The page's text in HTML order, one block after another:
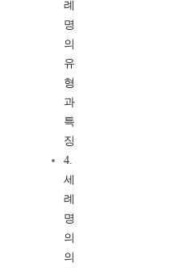
례
명
의
유
형
과
특
징
4.
세
례
명
의
의